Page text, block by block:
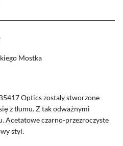
Mostka
Optics zostały stworzone
z tłumu. Z tak odważnymi
Acetatowe czarno-przezroczyste
styl.